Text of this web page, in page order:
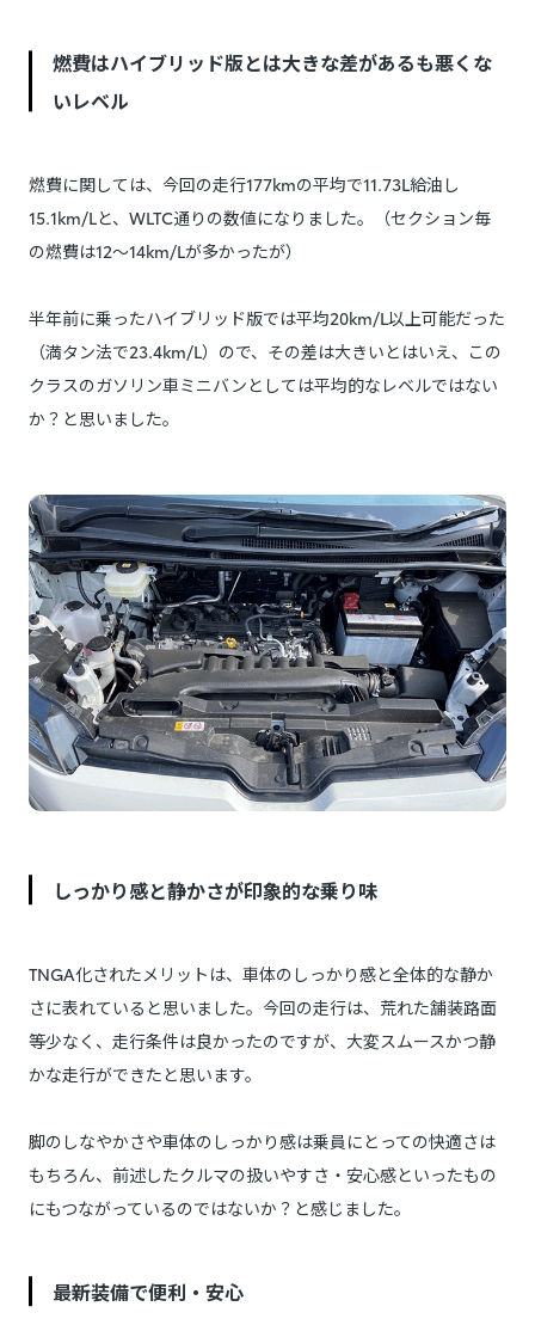
燃費はハイブリッド版とは大きな差があるも悪くな
いレベル
燃費に関しては、今回の走行177kmの平均で11.73L給油し
15.1km/Lと、WLTC通りの数値になりました。（セクション毎
の燃費は12～14km/Lが多かったが）
半年前に乗ったハイブリッド版では平均20km/L以上可能だった
（満タン法で23.4km/L）ので、その差は大きいとはいえ、この
クラスのガソリン車ミニバンとしては平均的なレベルではない
か？と思いました。
しっかり感と静かさが印象的な乗り味
TNGA化されたメリットは、車体のしっかり感と全体的な静か
さに表れていると思いました。今回の走行は、荒れた舗装路面
等少なく、走行条件は良かったのですが、大変スムースかつ静
かな走行ができたと思います。
脚のしなやかさや車体のしっかり感は乗員にとっての快適さは
もちろん、前述したクルマの扱いやすさ・安心感といったもの
にもつながっているのではないか？と感じました。
最新装備で便利・安心